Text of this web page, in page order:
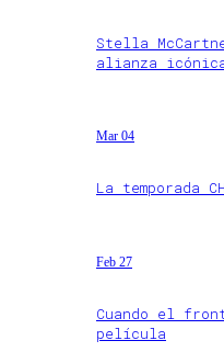
Stella
alianza
Mar 04
La temporada
Feb 27
Cuando el
película